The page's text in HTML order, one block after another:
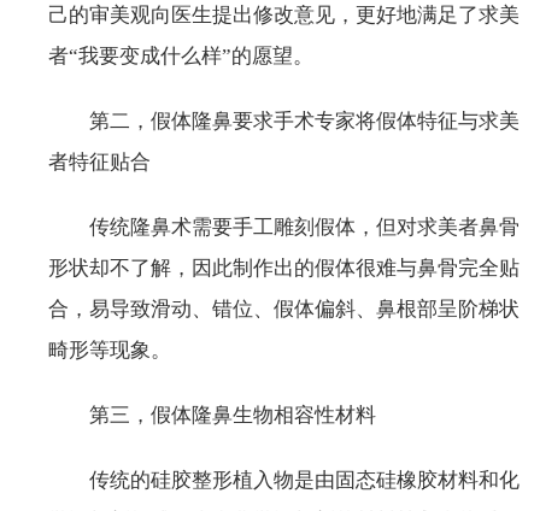
己的审美观向医生提出修改意见，更好地满足了求美
者“我要变成什么样”的愿望。
第二，假体隆鼻要求手术专家将假体特征与求美
者特征贴合
传统隆鼻术需要手工雕刻假体，但对求美者鼻骨
形状却不了解，因此制作出的假体很难与鼻骨完全贴
合，易导致滑动、错位、假体偏斜、鼻根部呈阶梯状
畸形等现象。
第三，假体隆鼻生物相容性材料
传统的硅胶整形植入物是由固态硅橡胶材料和化